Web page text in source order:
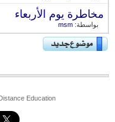
مخاطرة يوم الأربعاء
بواسطة:msm
-Distance Education